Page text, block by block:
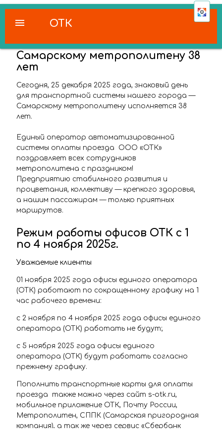
ОТК
menu
Самарскому метрополитену 38
лет
Сегодня, 25 декабря 2025 года, знаковый день
для транспортной системы нашего города —
Самарскому метрополитену исполняется 38
лет.
Единый оператор автоматизированной
системы оплаты проезда ООО «ОТК»
поздравляет всех сотрудников
метрополитена с праздником!
Предприятию стабильного развития и
процветания, коллективу — крепкого здоровья,
а нашим пассажирам — только приятных
маршрутов.
Режим работы офисов ОТК с 1
по 4 ноября 2025г.
Уважаемые клиенты
01 ноября 2025 года офисы единого оператора
(ОТК) работают по сокращенному графику на 1
час рабочего времени:
с 2 ноября по 4 ноября 2025 года офисы единого
оператора (ОТК) работать не будут;
с 5 ноября 2025 года офисы единого
оператора (ОТК) будут работать согласно
прежнему графику.
Пополнить транспортные карты для оплаты
проезда также можно через сайт s-otk.ru,
мобильное приложение ОТК, Почту России,
Метрополитен, СППК (Самарская пригородная
компания), а так же через сервис «Сбербанк